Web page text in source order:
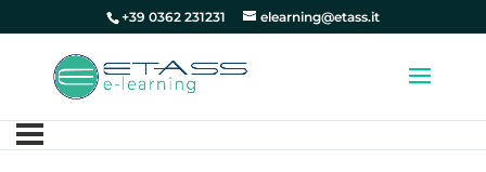
+39 0362 231231 elearning@etass.it